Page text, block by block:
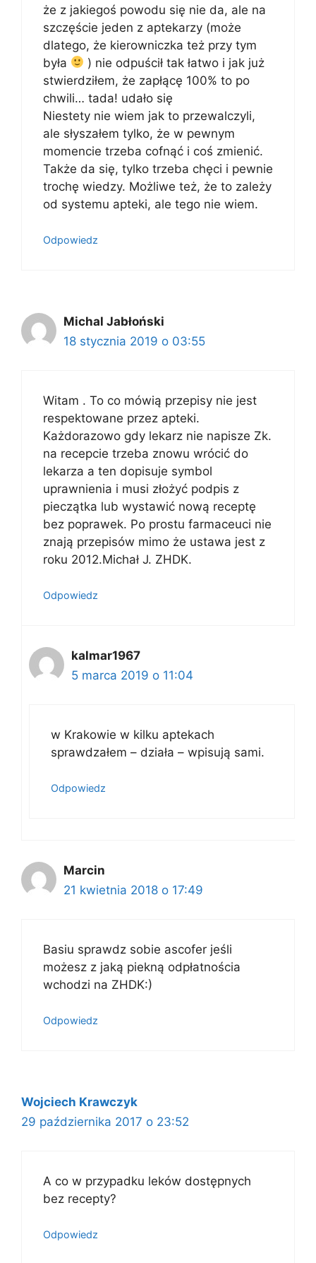
że z jakiegoś powodu się nie da, ale na
szczęście jeden z aptekarzy (może
dlatego, że kierowniczka też przy tym
była
) nie odpuścił tak łatwo i jak już
stwierdziłem, że zapłącę 100% to po
chwili… tada! udało się
Niestety nie wiem jak to przewalczyli,
ale słyszałem tylko, że w pewnym
momencie trzeba cofnąć i coś zmienić.
Także da się, tylko trzeba chęci i pewnie
trochę wiedzy. Możliwe też, że to zależy
od systemu apteki, ale tego nie wiem.
Odpowiedz
Michal Jabłoński
18 stycznia 2019 o 03:55
Witam . To co mówią przepisy nie jest
respektowane przez apteki.
Każdorazowo gdy lekarz nie napisze Zk.
na recepcie trzeba znowu wrócić do
lekarza a ten dopisuje symbol
uprawnienia i musi złożyć podpis z
pieczątka lub wystawić nową receptę
bez poprawek. Po prostu farmaceuci nie
znają przepisów mimo że ustawa jest z
roku 2012.Michał J. ZHDK.
Odpowiedz
kalmar1967
5 marca 2019 o 11:04
w Krakowie w kilku aptekach
sprawdzałem – działa – wpisują sami.
Odpowiedz
Marcin
21 kwietnia 2018 o 17:49
Basiu sprawdz sobie ascofer jeśli
możesz z jaką piekną odpłatnościa
wchodzi na ZHDK:)
Odpowiedz
Wojciech Krawczyk
29 października 2017 o 23:52
A co w przypadku leków dostępnych
bez recepty?
Odpowiedz